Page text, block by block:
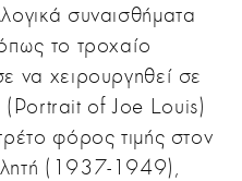
συναισθήματα
το τροχαίο
να χειρουργηθεί σε
(Portrait of Joe Louis)
φόρος τιμής στον
(1937-1949),